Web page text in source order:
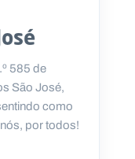
585 de
São José,
como
por todos!